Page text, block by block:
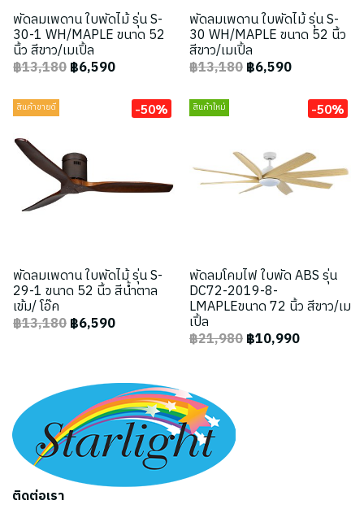
พัดลมเพดาน ใบพัดไม้ รุ่น S-
30-1 WH/MAPLE ขนาด 52
นิ้ว สีขาว/เมเปิ้ล
฿13,180฿6,590
พัดลมเพดาน ใบพัดไม้ รุ่น S-
30 WH/MAPLE ขนาด 52 นิ้ว
สีขาว/เมเปิ้ล
฿13,180฿6,590
สินค้าขายดี -50%
พัดลมเพดาน ใบพัดไม้ รุ่น S-
29-1 ขนาด 52 นิ้ว สีน้ำตาล
เข้ม/ โอ๊ค
฿13,180฿6,590
สินค้าใหม่ -50%
พัดลมโคมไฟ ใบพัด ABS รุ่น
DC72-2019-8-
LMAPLEขนาด 72 นิ้ว สีขาว/เม
เปิ้ล
฿21,980฿10,990
ติดต่อเรา